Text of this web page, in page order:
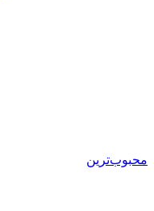
محبوب‌ترین